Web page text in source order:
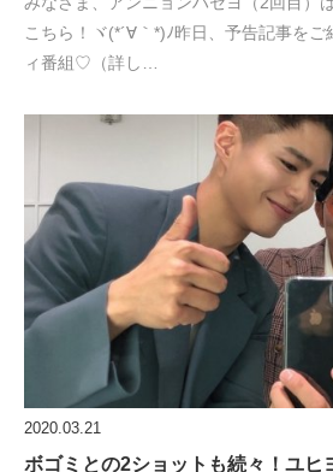
こちら！ヾ(*´∀｀*)ﾉ昨日、予告記事を
ィ番組♡（詳し…
2020.03.21
ボゴミとの2ショットも続々！ユヒ